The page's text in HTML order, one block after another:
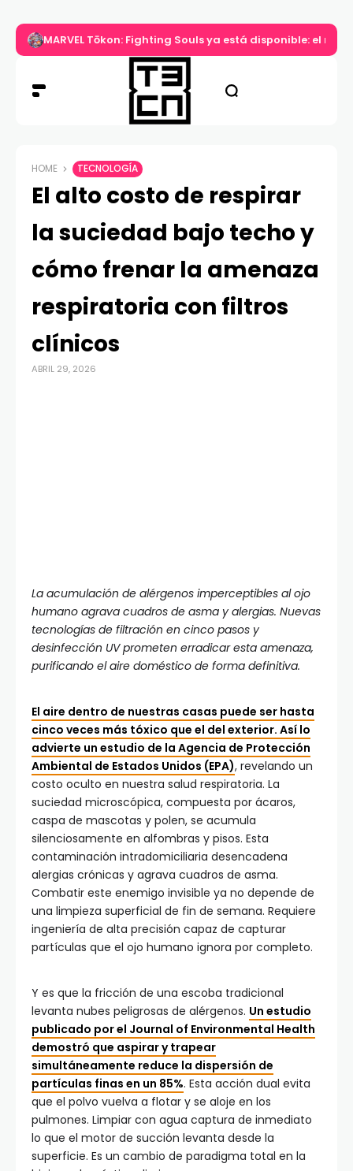
MARVEL Tōkon: Fighting Souls ya está disponible: el
HOME TECNOLOGÍA
El alto costo de respirar
la suciedad bajo techo y
cómo frenar la amenaza
respiratoria con filtros
clínicos
ABRIL 29, 2026
La acumulación de alérgenos imperceptibles al ojo
humano agrava cuadros de asma y alergias. Nuevas
tecnologías de filtración en cinco pasos y
desinfección UV prometen erradicar esta amenaza,
purificando el aire doméstico de forma definitiva.
El aire dentro de nuestras casas puede ser hasta
cinco veces más tóxico que el del exterior. Así lo
advierte un estudio de la Agencia de Protección
Ambiental de Estados Unidos (EPA), revelando un
costo oculto en nuestra salud respiratoria. La
suciedad microscópica, compuesta por ácaros,
caspa de mascotas y polen, se acumula
silenciosamente en alfombras y pisos. Esta
contaminación intradomiciliaria desencadena
alergias crónicas y agrava cuadros de asma.
Combatir este enemigo invisible ya no depende de
una limpieza superficial de fin de semana. Requiere
ingeniería de alta precisión capaz de capturar
partículas que el ojo humano ignora por completo.
Y es que la fricción de una escoba tradicional
levanta nubes peligrosas de alérgenos. Un estudio
publicado por el Journal of Environmental Health
demostró que aspirar y trapear
simultáneamente reduce la dispersión de
partículas finas en un 85%. Esta acción dual evita
que el polvo vuelva a flotar y se aloje en los
pulmones. Limpiar con agua captura de inmediato
lo que el motor de succión levanta desde la
superficie. Es un cambio de paradigma total en la